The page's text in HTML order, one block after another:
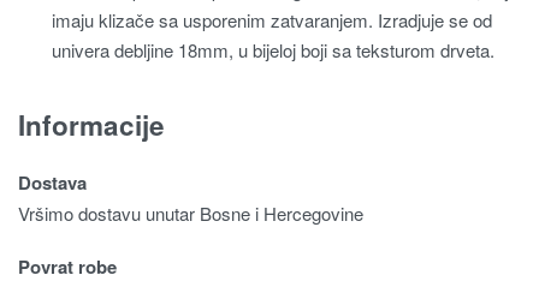
imaju klizače sa usporenim zatvaranjem. Izradjuje se od
univera debljine 18mm, u bijeloj boji sa teksturom drveta.
Informacije
Dostava
Vršimo dostavu unutar Bosne i Hercegovine
Povrat robe